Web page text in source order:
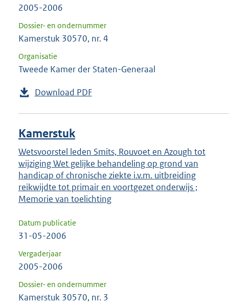
2005-2006
Dossier- en ondernummer
Kamerstuk 30570, nr. 4
Organisatie
Tweede Kamer der Staten-Generaal
Download PDF
Kamerstuk
Wetsvoorstel leden Smits, Rouvoet en Azough tot
wijziging Wet gelijke behandeling op grond van
handicap of chronische ziekte i.v.m. uitbreiding
reikwijdte tot primair en voortgezet onderwijs ;
Memorie van toelichting
Datum publicatie
31-05-2006
Vergaderjaar
2005-2006
Dossier- en ondernummer
Kamerstuk 30570, nr. 3